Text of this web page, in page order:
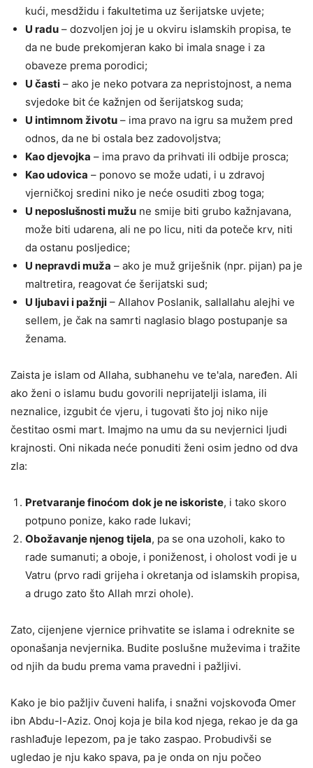
kući, mesdžidu i fakultetima uz šerijatske uvjete;
U radu – dozvoljen joj je u okviru islamskih propisa, te
da ne bude prekomjeran kako bi imala snage i za
obaveze prema porodici;
U časti – ako je neko potvara za nepristojnost, a nema
svjedoke bit će kažnjen od šerijatskog suda;
U intimnom životu – ima pravo na igru sa mužem pred
odnos, da ne bi ostala bez zadovoljstva;
Kao djevojka – ima pravo da prihvati ili odbije prosca;
Kao udovica – ponovo se može udati, i u zdravoj
vjerničkoj sredini niko je neće osuditi zbog toga;
U neposlušnosti mužu ne smije biti grubo kažnjavana,
može biti udarena, ali ne po licu, niti da poteče krv, niti
da ostanu posljedice;
U nepravdi muža – ako je muž griješnik (npr. pijan) pa je
maltretira, reagovat će šerijatski sud;
U ljubavi i pažnji – Allahov Poslanik, sallallahu alejhi ve
sellem, je čak na samrti naglasio blago postupanje sa
ženama.
Zaista je islam od Allaha, subhanehu ve te'ala, naređen. Ali
ako ženi o islamu budu govorili neprijatelji islama, ili
neznalice, izgubit će vjeru, i tugovati što joj niko nije
čestitao osmi mart. Imajmo na umu da su nevjernici ljudi
krajnosti. Oni nikada neće ponuditi ženi osim jedno od dva
zla:
Pretvaranje finoćom dok je ne iskoriste, i tako skoro
potpuno ponize, kako rade lukavi;
Obožavanje njenog tijela, pa se ona uzoholi, kako to
rade sumanuti; a oboje, i poniženost, i oholost vodi je u
Vatru (prvo radi grijeha i okretanja od islamskih propisa,
a drugo zato što Allah mrzi ohole).
Zato, cijenjene vjernice prihvatite se islama i odreknite se
oponašanja nevjernika. Budite poslušne muževima i tražite
od njih da budu prema vama pravedni i pažljivi.
Kako je bio pažljiv čuveni halifa, i snažni vojskovođa Omer
ibn Abdu-l-Aziz. Onoj koja je bila kod njega, rekao je da ga
rashlađuje lepezom, pa je tako zaspao. Probudivši se
ugledao je nju kako spava, pa je onda on nju počeo